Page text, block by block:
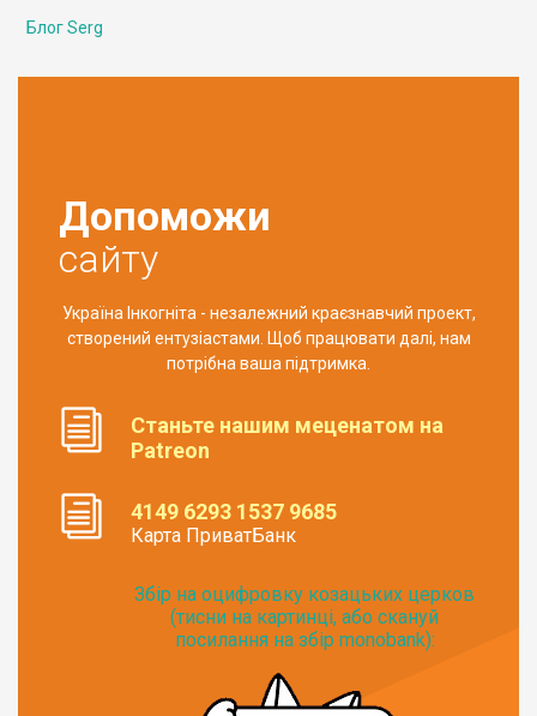
Блог Serg
Допоможи
сайту
Україна Інкогніта - незалежний краєзнавчий проект,
створений ентузіастами. Щоб працювати далі, нам
потрібна ваша підтримка.
Станьте нашим меценатом на
Patreon
4149 6293 1537 9685
Карта ПриватБанк
Збір на оцифровку козацьких церков
(тисни на картинці, або скануй
посилання на збір monobank):